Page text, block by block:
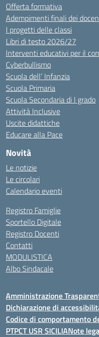
Offerta formativa
Adempimenti finali dei
I progetti delle classi
Libri di testo 2026/27
Interventi educativi per il
Cyberbullismo
Scuola dell’ Infanzia
Scuola Primaria
Scuola Secondaria di I grado
Attività Inclusive
Uscite didattiche
Educare alla Pace
Novità
Le notizie
Le circolari
Calendario eventi
Registro Famiglie
Sportello Digitale
Registro Docenti
Contatti
MODULISTICA
Albo Sindacale
Amministrazione
Dichiarazione di
Codice di comportamento
PTPCT USR SICILIANote